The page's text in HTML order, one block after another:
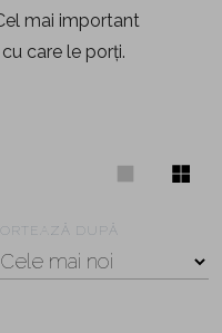
mai important
care le porți.
SORTEAZĂ DUPĂ